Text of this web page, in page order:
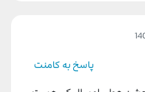
پاسخ به کامنت